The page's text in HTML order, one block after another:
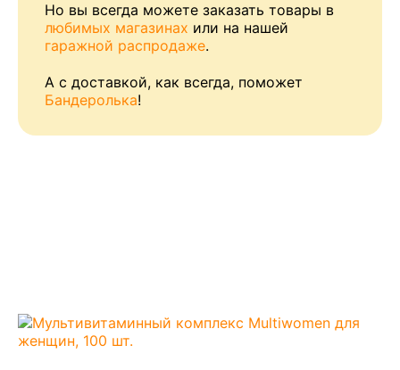
Но вы всегда можете заказать товары в
любимых магазинах или на нашей
гаражной распродаже.
А с доставкой, как всегда, поможет
Бандеролька!